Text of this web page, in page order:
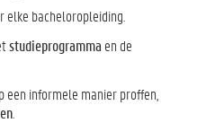
elke bacheloropleiding.
studieprogramma en de
een informele manier proffen,